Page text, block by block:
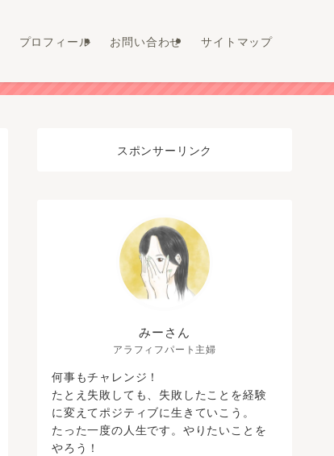
プロフィール お問い合わせ サイトマップ
スポンサーリンク
みーさん
アラフィフパート主婦
何事もチャレンジ！
たとえ失敗しても、失敗したことを経験
に変えてポジティブに生きていこう。
たった一度の人生です。やりたいことを
やろう！